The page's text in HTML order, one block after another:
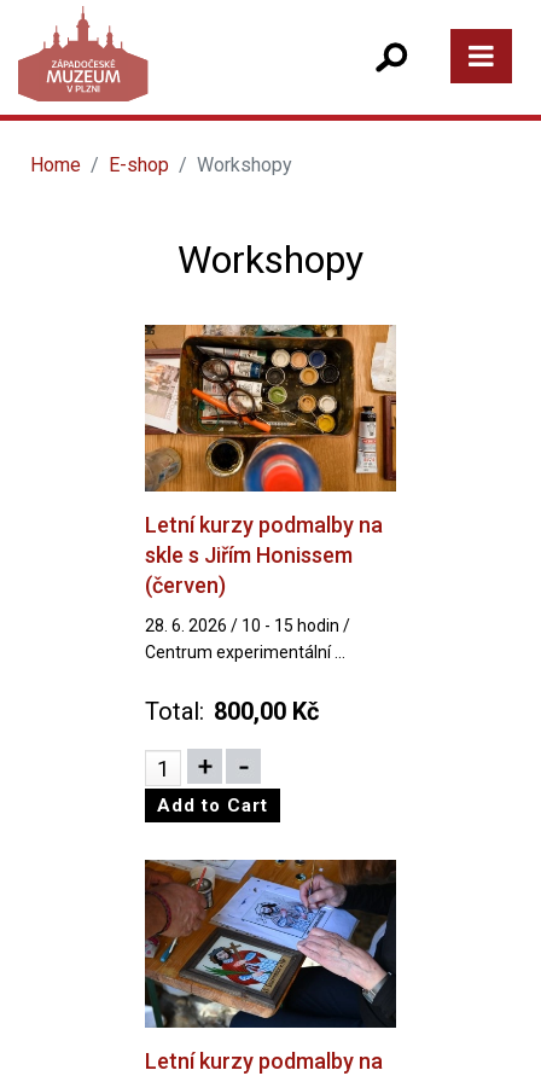
Home E-shop Workshopy
Workshopy
Letní kurzy podmalby na
skle s Jiřím Honissem
(červen)
28. 6. 2026 / 10 - 15 hodin /
Centrum experimentální ...
Total: 800,00 Kč
Letní kurzy podmalby na